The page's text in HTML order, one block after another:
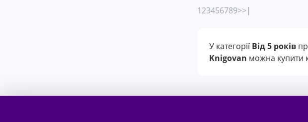
123456789>>|
У категоріїВід 5 років
Knigovan можна купити